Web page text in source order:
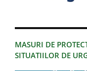
MASURI DE
SITUATIILOR DE